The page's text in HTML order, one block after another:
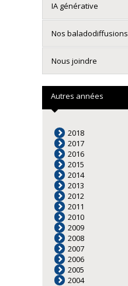
IA générative
Nos baladodiffusions
Nous joindre
Autres années
2018
2017
2016
2015
2014
2013
2012
2011
2010
2009
2008
2007
2006
2005
2004